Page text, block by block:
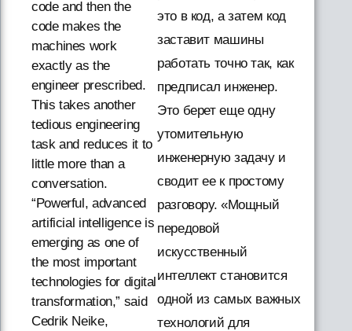
code and then the
code makes the
machines work
exactly as the
engineer prescribed.
This takes another
tedious engineering
task and reduces it to
little more than a
conversation.
“Powerful, advanced
artificial intelligence is
emerging as one of
the most important
technologies for digital
transformation,” said
Cedrik Neike,
это в код, а затем код
заставит машины
работать точно так, как
предписал инженер.
Это берет еще одну
утомительную
инженерную задачу и
сводит ее к простому
разговору. «Мощный
передовой
искусственный
интеллект становится
одной из самых важных
технологий для